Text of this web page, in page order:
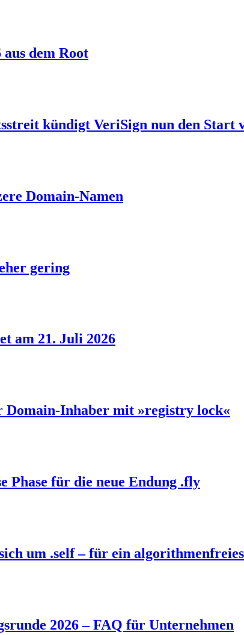
dem Root
kündigt VeriSign nun den Start
Domain-Namen
gering
am 21. Juli 2026
Domain-Inhaber mit »registry lock«
Phase für die neue Endung .fly
um .self – für ein
2026 – FAQ für Unternehmen